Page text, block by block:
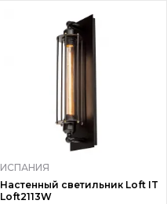
ИСПАНИЯ
Настенный светильник Loft IT
Loft2113W